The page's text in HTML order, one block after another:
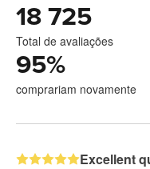
18 725
Total de avaliações
95%
comprariam novamente
Excellent